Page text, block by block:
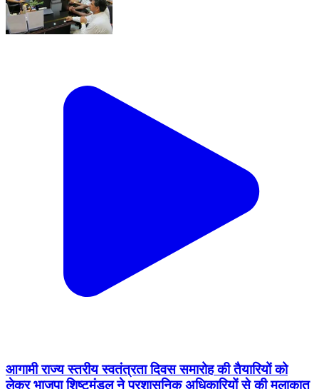
आगामी राज्य स्तरीय स्वतंत्रता दिवस समारोह की तैयारियों को
लेकर भाजपा शिष्टमंडल ने प्रशासनिक अधिकारियों से की मुलाकात